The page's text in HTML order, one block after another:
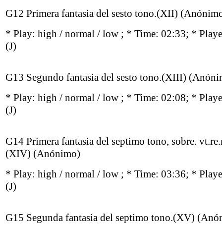
G12 Primera fantasia del sesto tono.(XII)
* Play: high / normal / low ; * Time: 02:33; *
(J)
G13 Segundo fantasia del sesto tono.(XIII)
* Play: high / normal / low ; * Time: 02:08; *
(J)
G14 Primera fantasia del septimo tono, sobre.
(XIV) (Anónimo)
* Play: high / normal / low ; * Time: 03:36; *
(J)
G15 Segunda fantasia del septimo tono.(XV)